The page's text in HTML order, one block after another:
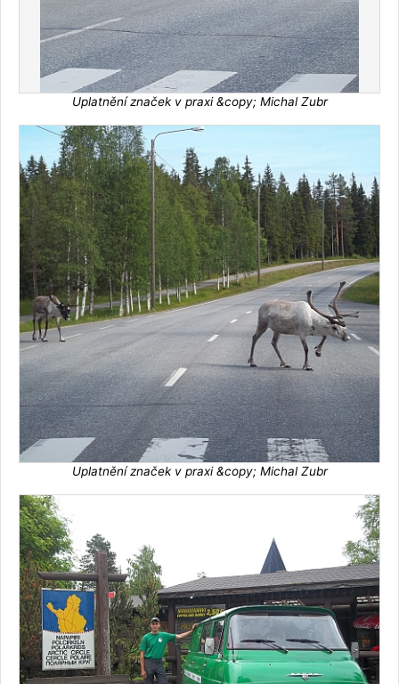
Uplatnění značek v praxi &copy; Michal Zubr
Uplatnění značek v praxi &copy; Michal Zubr